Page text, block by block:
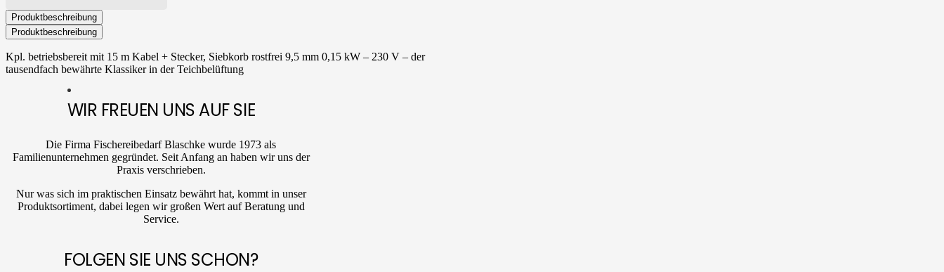
Produktbeschreibung
Produktbeschreibung
Kpl. betriebsbereit mit 15 m Kabel + Stecker, Siebkorb rostfrei 9,5 mm 0,15 kW – 230 V – der
tausendfach bewährte Klassiker in der Teichbelüftung
WIR FREUEN UNS AUF SIE
Die Firma Fischereibedarf Blaschke wurde 1973 als
Familienunternehmen gegründet. Seit Anfang an haben wir uns der
Praxis verschrieben.
Nur was sich im praktischen Einsatz bewährt hat, kommt in unser
Produktsortiment, dabei legen wir großen Wert auf Beratung und
Service.
FOLGEN SIE UNS SCHON?